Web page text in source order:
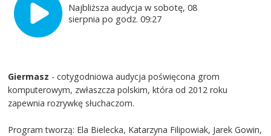
Najbliższa audycja w sobotę, 08
sierpnia po godz. 09:27
Giermasz - cotygodniowa audycja poświęcona grom
komputerowym, zwłaszcza polskim, która od 2012 roku
zapewnia rozrywkę słuchaczom.
Program tworzą: Ela Bielecka, Katarzyna Filipowiak, Jarek Gowin,